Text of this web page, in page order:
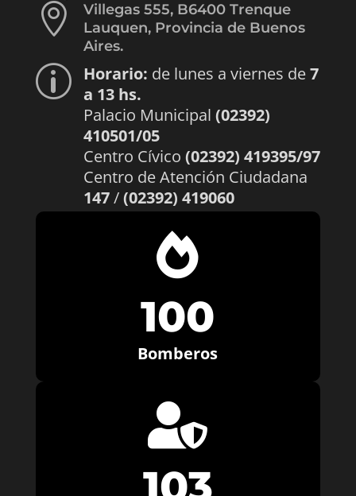

Villegas 555, B6400 Trenque
Lauquen, Provincia de Buenos
Aires.
p Horario: de lunes a viernes de7
a 13 hs.
Palacio Municipal (02392)
410501/05
Centro Cívico (02392) 419395/97
Centro de Atención Ciudadana
147/(02392) 419060

100
Bomberos
